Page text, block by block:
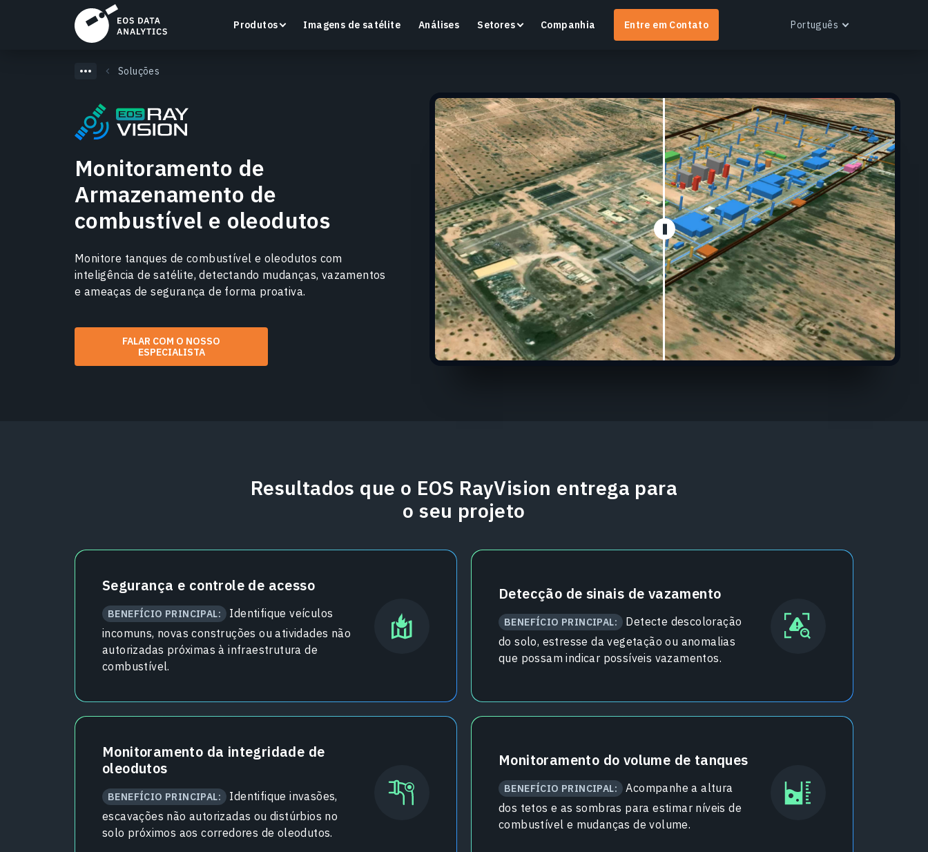
Produtos
LandViewer
Pesquise, visualize e analise imagens de satélite
diretamente no seu navegador.
Saiba mais
Monitore a saúde das culturas e as condições dos
campos com uma plataforma inteligente de
agricultura de precisão.
EOS RayVision
Obtenha relatórios analíticos personalizados com
visualização avançada para qualquer setor.
Saiba mais
Imagens de satélite Análises Setores Companhia Entre em Contato Português
Português
Українська
Soluções
Monitoramento de
Armazenamento de
combustível e oleodutos
Monitore tanques de combustível e oleodutos com
inteligência de satélite, detectando mudanças, vazamentos
e ameaças de segurança de forma proativa.
FALAR COM O NOSSO
ESPECIALISTA
Resultados que o EOS RayVision entrega para
o seu projeto
Segurança e controle de acesso
BENEFÍCIO PRINCIPAL:
Identifique veículos
incomuns, novas construções ou atividades não
autorizadas próximas à infraestrutura de
combustível.
Detecção de sinais de vazamento
BENEFÍCIO PRINCIPAL:
Detecte descoloração
do solo, estresse da vegetação ou anomalias
que possam indicar possíveis vazamentos.
Monitoramento da integridade de
oleodutos
BENEFÍCIO PRINCIPAL:
Identifique invasões,
escavações não autorizadas ou distúrbios no
solo próximos aos corredores de oleodutos.
Monitoramento do volume de tanques
BENEFÍCIO PRINCIPAL:
Acompanhe a altura
dos tetos e as sombras para estimar níveis de
combustível e mudanças de volume.